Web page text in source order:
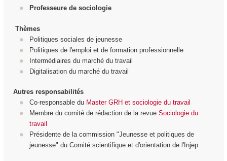
Professeure de sociologie
Thèmes
Politiques sociales de jeunesse
Politiques de l'emploi et de formation professionnelle
Intermédiaires du marché du travail
Digitalisation du marché du travail
Autres responsabilités
Co-responsable du Master GRH et sociologie du travail
Membre du comité de rédaction de la revue Sociologie du
travail
Présidente de la commission "Jeunesse et politiques de
jeunesse" du Comité scientifique et d'orientation de l'Injep